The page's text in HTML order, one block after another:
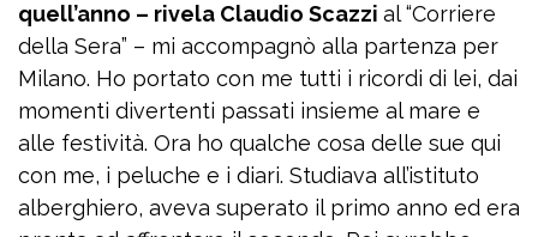
quell’anno – rivela Claudio Scazzi al “Corriere
della Sera” – mi accompagnò alla partenza per
Milano. Ho portato con me tutti i ricordi di lei, dai
momenti divertenti passati insieme al mare e
alle festività. Ora ho qualche cosa delle sue qui
con me, i peluche e i diari. Studiava all’istituto
alberghiero, aveva superato il primo anno ed era